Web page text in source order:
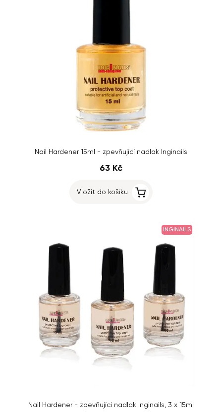
Nail Hardener 15ml - zpevňující nadlak Inginails
63 Kč
Vložit do košíku
INGINAILS
Nail Hardener - zpevňující nadlak Inginails, 3 x 15ml